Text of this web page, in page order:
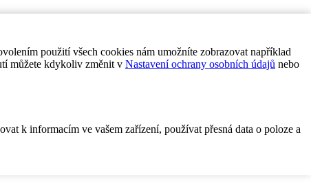
použití všech cookies nám umožníte zobrazovat například
můžete kdykoliv změnit v Nastavení ochrany osobních údajů nebo
k informacím ve vašem zařízení, používat přesná data o poloze a